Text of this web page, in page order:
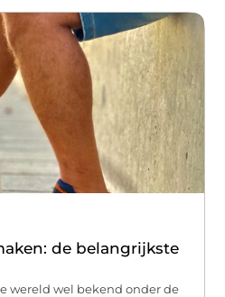
de belangrijkste
wereld wel bekend onder de